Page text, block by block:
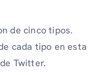
de cinco tipos.
cada tipo en esta
Twitter.